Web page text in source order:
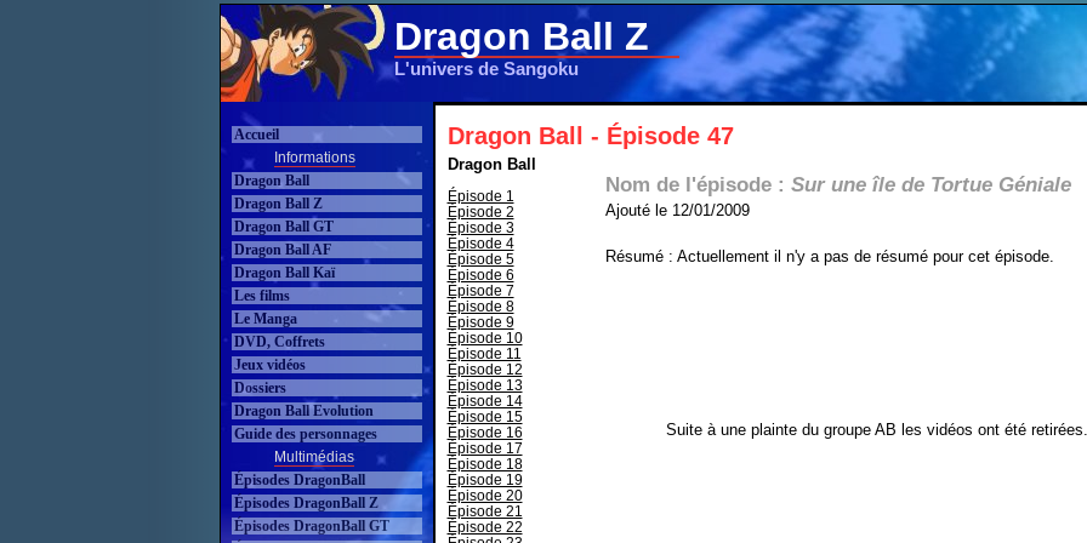
Dragon Ball Z
L'univers de Sangoku
Accueil
Informations
Dragon Ball
Dragon Ball Z
Dragon Ball GT
Dragon Ball AF
Dragon Ball Kaï
Les films
Le Manga
DVD, Coffrets
Jeux vidéos
Dossiers
Dragon Ball Evolution
Guide des personnages
Multimédias
Épisodes DragonBall
Épisodes DragonBall Z
Épisodes DragonBall GT
Dragon Ball - Épisode 47
Dragon Ball
Épisode 1
Épisode 2
Épisode 3
Épisode 4
Épisode 5
Épisode 6
Épisode 7
Épisode 8
Épisode 9
Épisode 10
Épisode 11
Épisode 12
Épisode 13
Épisode 14
Épisode 15
Épisode 16
Épisode 17
Épisode 18
Épisode 19
Épisode 20
Épisode 21
Épisode 22
Nom de l'épisode : Sur une île de Tortue Géniale
Ajouté le 12/01/2009
Résumé : Actuellement il n'y a pas de résumé pour cet épisode.
Suite à une plainte du groupe AB les vidéos ont été retirées.